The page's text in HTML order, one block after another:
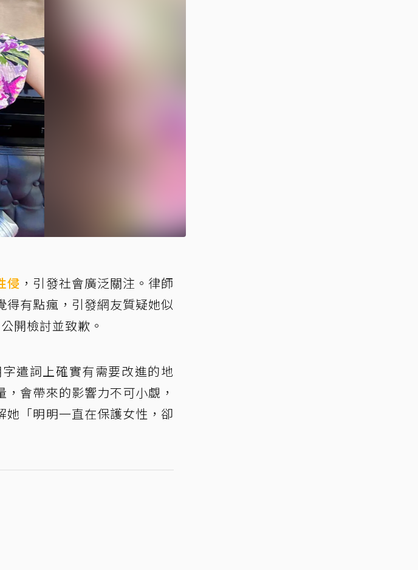
侵 ，引發社會廣泛關注。律師
有點瘋，引發網友質疑她似
開檢討並致歉。
遣詞上確實有需要改進的地
會帶來的影響力不可小覷，
「明明一直在保護女性，卻